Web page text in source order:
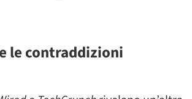
le contraddizioni